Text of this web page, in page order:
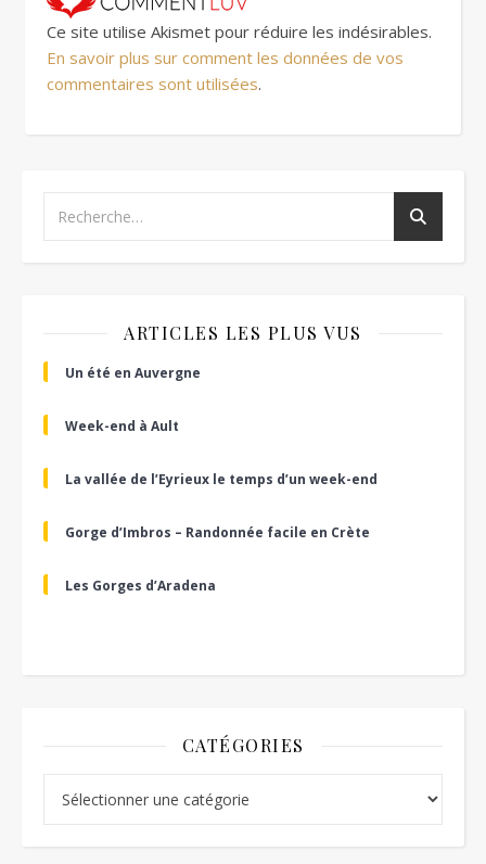
Ce site utilise Akismet pour réduire les indésirables.
En savoir plus sur comment les données de vos
commentaires sont utilisées.
ARTICLES LES PLUS VUS
Un été en Auvergne
Week-end à Ault
La vallée de l’Eyrieux le temps d’un week-end
Gorge d’Imbros – Randonnée facile en Crète
Les Gorges d’Aradena
CATÉGORIES